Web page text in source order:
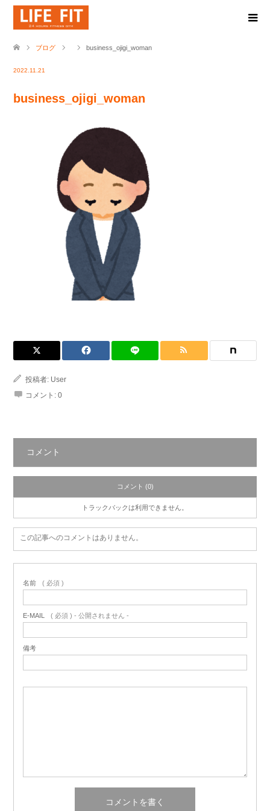
ブログ business_ojigi_woman
2022.11.21
business_ojigi_woman
投稿者: User
コメント: 0
コメント
コメント (0)
トラックバックは利用できません。
この記事へのコメントはありません。
名前 ( 必須 )
E-MAIL ( 必須 ) - 公開されません -
備考